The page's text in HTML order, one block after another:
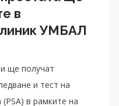
в
УМБАЛ
ще получат
и тест на
в рамките на